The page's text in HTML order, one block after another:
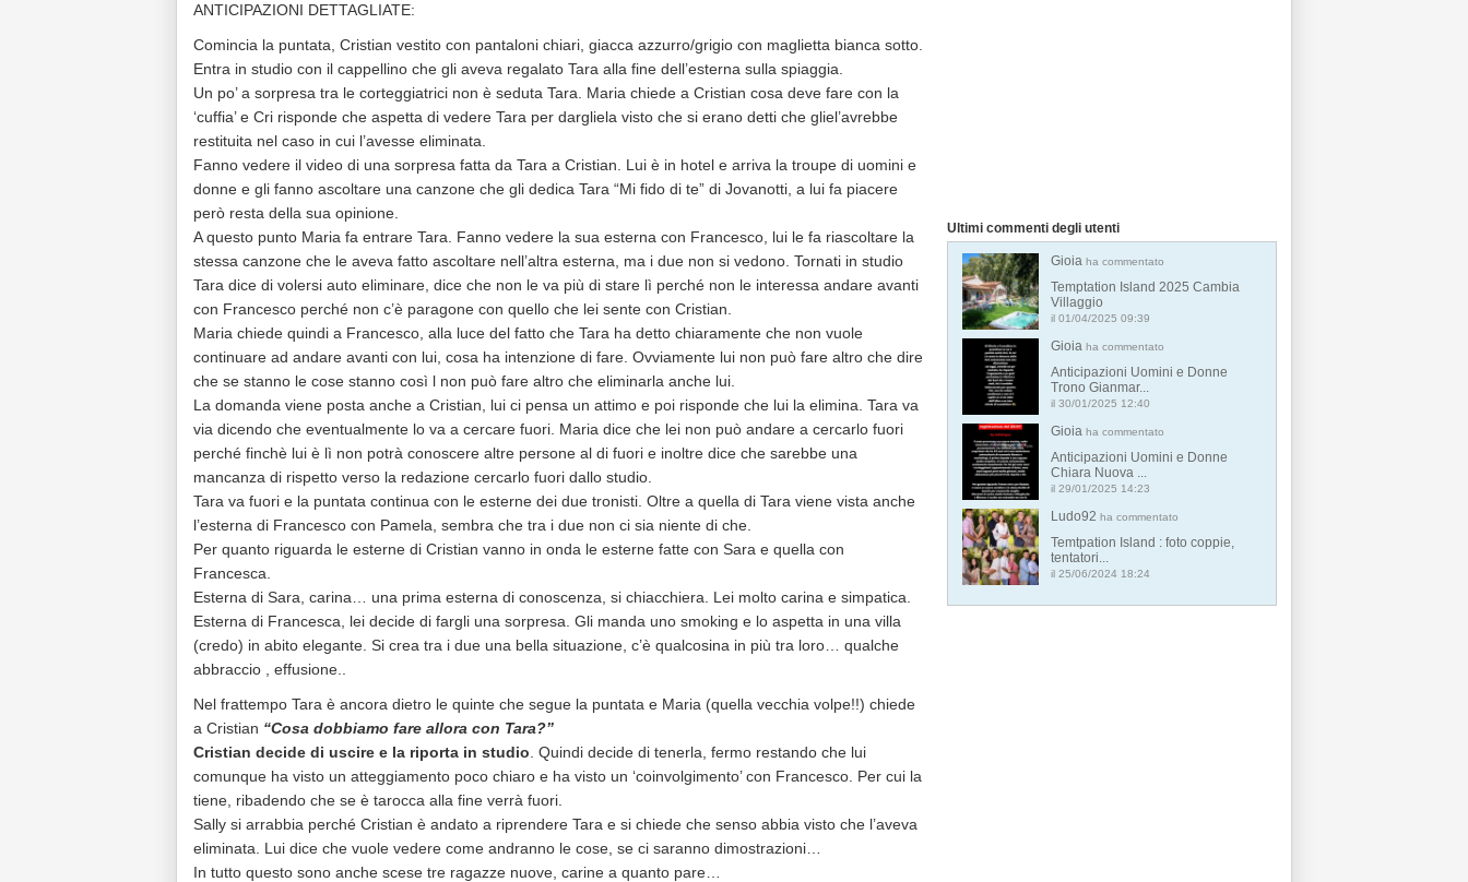
ANTICIPAZIONI DETTAGLIATE:
Comincia la puntata, Cristian vestito con pantaloni chiari, giacca azzurro/grigio con maglietta bianca sotto.
Entra in studio con il cappellino che gli aveva regalato Tara alla fine dell’esterna sulla spiaggia.
Un po’ a sorpresa tra le corteggiatrici non è seduta Tara. Maria chiede a Cristian cosa deve fare con la
‘cuffia’ e Cri risponde che aspetta di vedere Tara per dargliela visto che si erano detti che gliel’avrebbe
restituita nel caso in cui l’avesse eliminata.
Fanno vedere il video di una sorpresa fatta da Tara a Cristian. Lui è in hotel e arriva la troupe di uomini e
donne e gli fanno ascoltare una canzone che gli dedica Tara “Mi fido di te” di Jovanotti, a lui fa piacere
però resta della sua opinione.
A questo punto Maria fa entrare Tara. Fanno vedere la sua esterna con Francesco, lui le fa riascoltare la
stessa canzone che le aveva fatto ascoltare nell’altra esterna, ma i due non si vedono. Tornati in studio
Tara dice di volersi auto eliminare, dice che non le va più di stare lì perché non le interessa andare avanti
con Francesco perché non c’è paragone con quello che lei sente con Cristian.
Maria chiede quindi a Francesco, alla luce del fatto che Tara ha detto chiaramente che non vuole
continuare ad andare avanti con lui, cosa ha intenzione di fare. Ovviamente lui non può fare altro che dire
che se stanno le cose stanno così l non può fare altro che eliminarla anche lui.
La domanda viene posta anche a Cristian, lui ci pensa un attimo e poi risponde che lui la elimina. Tara va
via dicendo che eventualmente lo va a cercare fuori. Maria dice che lei non può andare a cercarlo fuori
perché finchè lui è lì non potrà conoscere altre persone al di fuori e inoltre dice che sarebbe una
mancanza di rispetto verso la redazione cercarlo fuori dallo studio.
Tara va fuori e la puntata continua con le esterne dei due tronisti. Oltre a quella di Tara viene vista anche
l’esterna di Francesco con Pamela, sembra che tra i due non ci sia niente di che.
Per quanto riguarda le esterne di Cristian vanno in onda le esterne fatte con Sara e quella con
Francesca.
Esterna di Sara, carina… una prima esterna di conoscenza, si chiacchiera. Lei molto carina e simpatica.
Esterna di Francesca, lei decide di fargli una sorpresa. Gli manda uno smoking e lo aspetta in una villa
(credo) in abito elegante. Si crea tra i due una bella situazione, c’è qualcosina in più tra loro… qualche
abbraccio , effusione..
Nel frattempo Tara è ancora dietro le quinte che segue la puntata e Maria (quella vecchia volpe!!) chiede
a Cristian “Cosa dobbiamo fare allora con Tara?”
Cristian decide di uscire e la riporta in studio . Quindi decide di tenerla, fermo restando che lui
comunque ha visto un atteggiamento poco chiaro e ha visto un ‘coinvolgimento’ con Francesco. Per cui la
tiene, ribadendo che se è tarocca alla fine verrà fuori.
Sally si arrabbia perché Cristian è andato a riprendere Tara e si chiede che senso abbia visto che l’aveva
eliminata. Lui dice che vuole vedere come andranno le cose, se ci saranno dimostrazioni…
In tutto questo sono anche scese tre ragazze nuove, carine a quanto pare…
Ultimi commenti degli utenti
Gioia ha commentato
Temptation Island 2025 Cambia
Villaggio
il 01/04/2025 09:39
Gioia ha commentato
Anticipazioni Uomini e Donne
Trono Gianmar...
il 30/01/2025 12:40
Gioia ha commentato
Anticipazioni Uomini e Donne
Chiara Nuova ...
il 29/01/2025 14:23
Ludo92 ha commentato
Temtpation Island : foto coppie,
tentatori...
il 25/06/2024 18:24